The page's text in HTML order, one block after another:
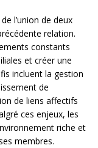
l’union de deux
relation.
constants
et créer une
incluent la gestion
de
de liens affectifs
ces enjeux, les
riche et
membres.